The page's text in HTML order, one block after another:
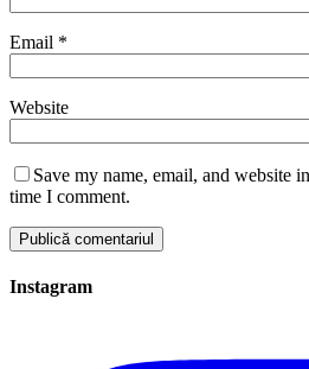
Email *
Website
Save my name, email, and website
time I comment.
Instagram